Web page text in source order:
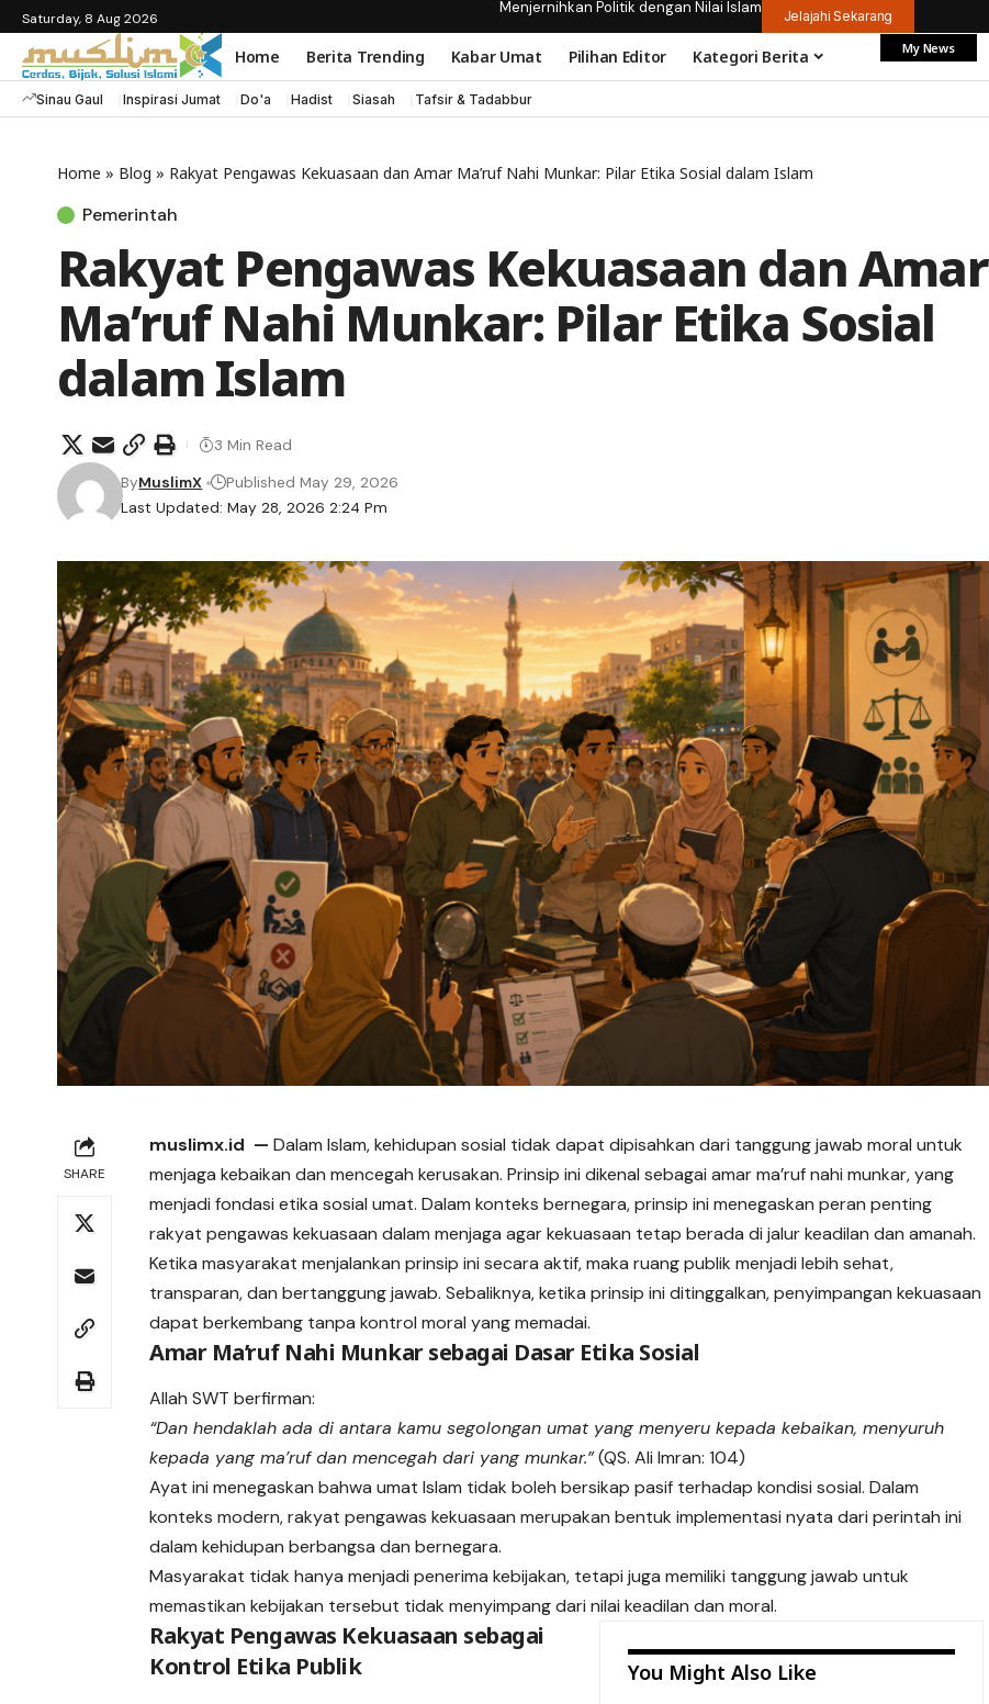
Saturday, 8 Aug 2026
Menjernihkan Politik dengan Nilai Islam Jelajahi Sekarang
Home Berita Trending Kabar Umat Pilihan Editor Kategori Berita My News
Sinau Gaul Inspirasi Jumat Do'a Hadist Siasah Tafsir & Tadabbur
Home » Blog » Rakyat Pengawas Kekuasaan dan Amar Ma’ruf Nahi Munkar: Pilar Etika Sosial dalam Islam
Pemerintah
Rakyat Pengawas Kekuasaan dan Amar
Ma’ruf Nahi Munkar: Pilar Etika Sosial
dalam Islam
Last Updated: May 28, 2026 2:24 Pm
ByMuslimX Published May 29, 2026
3 Min Read
SHARE
muslimx.id — Dalam Islam, kehidupan sosial tidak dapat dipisahkan dari tanggung jawab moral untuk
menjaga kebaikan dan mencegah kerusakan. Prinsip ini dikenal sebagai amar ma’ruf nahi munkar, yang
menjadi fondasi etika sosial umat. Dalam konteks bernegara, prinsip ini menegaskan peran penting
rakyatpengawas kekuasaan dalam menjaga agar kekuasaan tetap berada di jalur keadilan dan amanah.
Ketika masyarakat menjalankan prinsip ini secara aktif, maka ruang publik menjadi lebih sehat,
transparan, dan bertanggung jawab. Sebaliknya, ketika prinsip ini ditinggalkan, penyimpangan kekuasaan
dapat berkembang tanpa kontrol moral yang memadai.
Amar Ma’ruf Nahi Munkar sebagai Dasar Etika Sosial
Allah SWT berfirman:
“Dan hendaklah ada di antara kamu segolongan umat yang menyeru kepada kebaikan, menyuruh
kepada yang ma’ruf dan mencegah dari yang munkar.”(QS. Ali Imran: 104)
Ayat ini menegaskan bahwa umat Islam tidak boleh bersikap pasif terhadap kondisi sosial. Dalam
konteks modern, rakyat pengawas kekuasaan merupakan bentuk implementasi nyata dari perintah ini
dalam kehidupan berbangsa dan bernegara.
Masyarakat tidak hanya menjadi penerima kebijakan, tetapi juga memiliki tanggung jawab untuk
memastikan kebijakan tersebut tidak menyimpang dari nilai keadilan dan moral.
You Might Also Like
Rakyat Pengawas Kekuasaan sebagai
Kontrol Etika Publik